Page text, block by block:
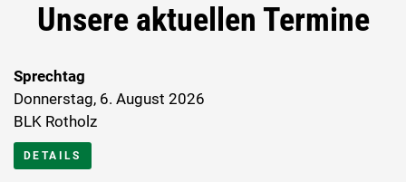
Unsere aktuellen Termine
Sprechtag
Donnerstag, 6. August 2026
BLK Rotholz
DETAILS